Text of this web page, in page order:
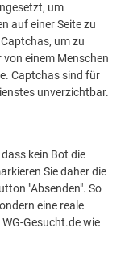
um
auf einer Seite zu
um zu
einem Menschen
Captchas sind für
unverzichtbar.
kein Bot die
Sie daher die
"Absenden". So
eine reale
Gesucht.de wie